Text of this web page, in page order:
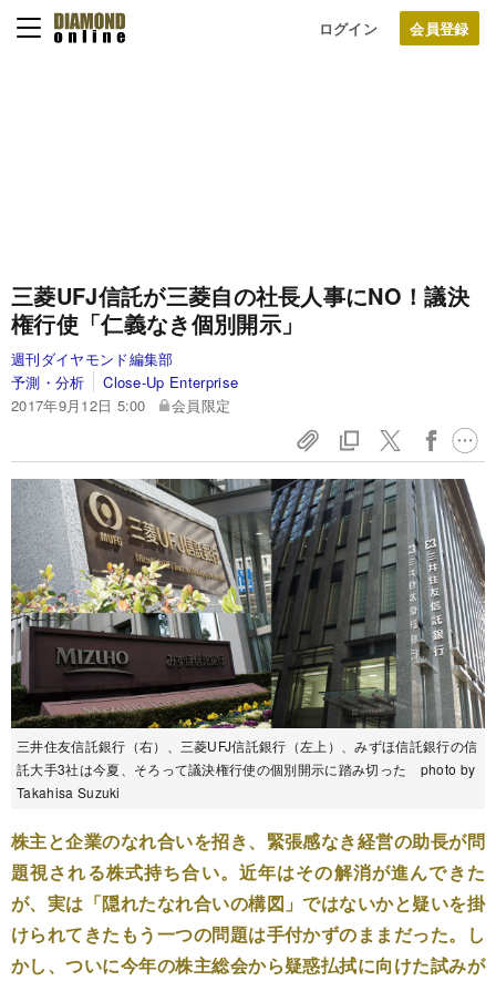
ログイン
三菱UFJ信託が三菱自の社長人事にNO！議決
権行使「仁義なき個別開示」
週刊ダイヤモンド編集部
予測・分析
Close-Up Enterprise
2017年9月12日 5:00
会員限定
三井住友信託銀行（右）、三菱UFJ信託銀行（左上）、みずほ信託銀行の信
託大手3社は今夏、そろって議決権行使の個別開示に踏み切った photo by
Takahisa Suzuki
株主と企業のなれ合いを招き、緊張感なき経営の助長が問
題視される株式持ち合い。近年はその解消が進んできた
が、実は「隠れたなれ合いの構図」ではないかと疑いを掛
けられてきたもう一つの問題は手付かずのままだった。し
かし、ついに今年の株主総会から疑惑払拭に向けた試みが